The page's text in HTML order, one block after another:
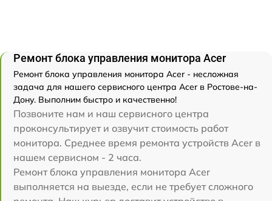
Ремонт блока управления монитора Acer
Ремонт блока управления монитора Acer - несложная
задача для нашего сервисного центра Acer в Ростове-на-
Дону. Выполним быстро и качественно!
Позвоните нам и наш сервисного центра
проконсультирует и озвучит стоимость работ
монитора. Среднее время ремонта устройств Acer в
нашем сервисном - 2 часа.
Ремонт блока управления монитора Acer
выполняется на выезде, если не требует сложного